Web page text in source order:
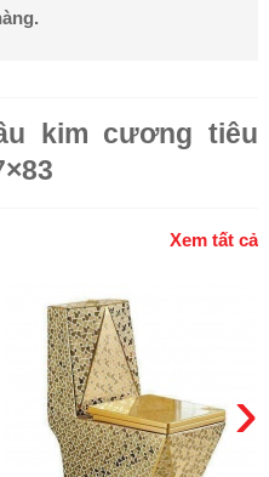
kim cương tiêu
Xem tất cả
›